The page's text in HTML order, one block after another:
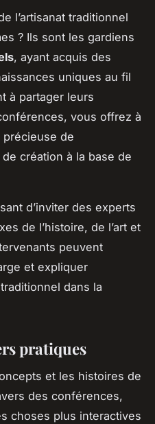
l’artisanat traditionnel
? Ils sont les gardiens
, ayant acquis des
uniques au fil
à partager leurs
vous offrez à
de
création à la base de
d’inviter des experts
de l’histoire, de l’art et
peuvent
et expliquer
dans la
pratiques
et les histoires de
des conférences,
choses plus interactives